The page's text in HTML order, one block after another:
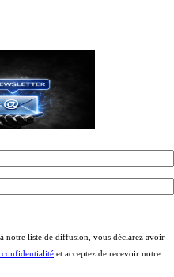
liste de diffusion, vous déclarez avoir